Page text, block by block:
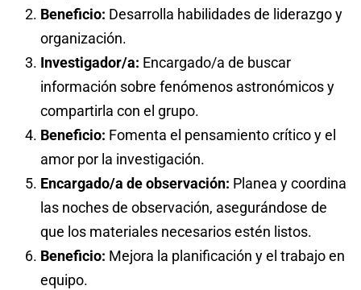
Beneficio: Desarrolla habilidades de liderazgo y
organización.
Investigador/a: Encargado/a de buscar
información sobre fenómenos astronómicos y
compartirla con el grupo.
Beneficio: Fomenta el pensamiento crítico y el
amor por la investigación.
Encargado/a de observación: Planea y coordina
las noches de observación, asegurándose de
que los materiales necesarios estén listos.
Beneficio: Mejora la planificación y el trabajo en
equipo.